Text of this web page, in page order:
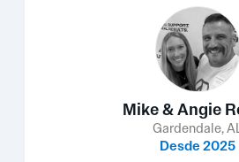
Mike & Angie
Gardendale,
Desde 2025